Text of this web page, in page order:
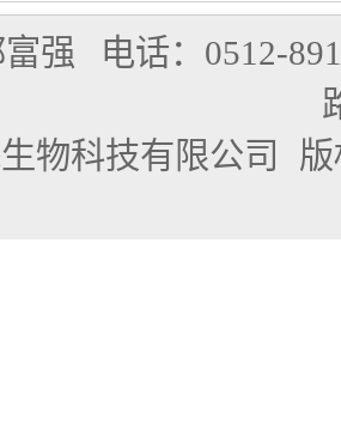
富强 电话：0512-
物科技有限公司